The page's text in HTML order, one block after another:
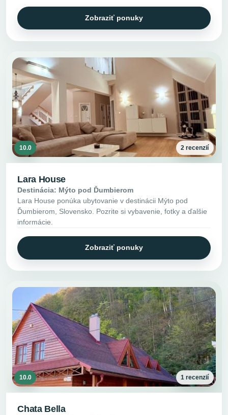
Zobraziť ponuky
10.0 2 recenzií
Lara House
Destinácia: Mýto pod Ďumbierom
Lara House ponúka ubytovanie v destinácii Mýto pod
Ďumbierom, Slovensko. Pozrite si vybavenie, fotky a ďalšie
informácie.
Zobraziť ponuky
10.0 1 recenzií
Chata Bella